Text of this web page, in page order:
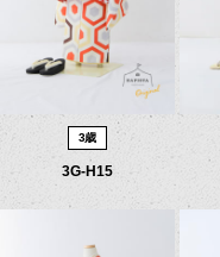
3歳
3G-H15